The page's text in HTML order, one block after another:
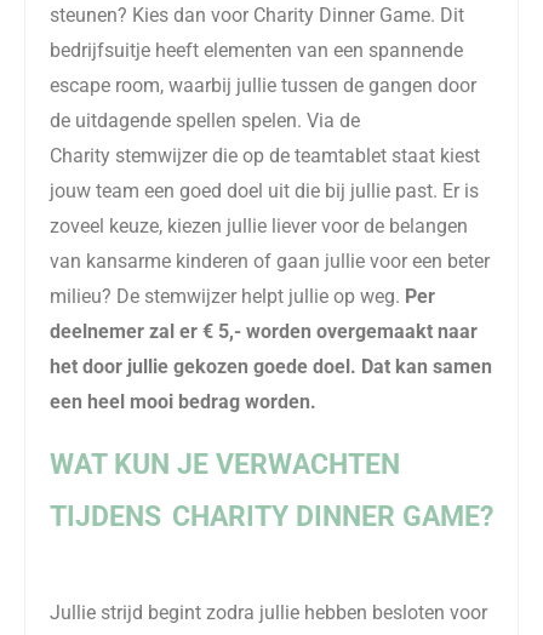
steunen? Kies dan voor Charity Dinner Game. Dit
bedrijfsuitje heeft elementen van een spannende
escape room, waarbij jullie tussen de gangen door
de uitdagende spellen spelen. Via de
Charity stemwijzer die op de teamtablet staat kiest
jouw team een goed doel uit die bij jullie past. Er is
zoveel keuze, kiezen jullie liever voor de belangen
van kansarme kinderen of gaan jullie voor een beter
milieu? De stemwijzer helpt jullie op weg. Per
deelnemer zal er € 5,- worden overgemaakt naar
het door jullie gekozen goede doel. Dat kan samen
een heel mooi bedrag worden.
WAT KUN JE VERWACHTEN
TIJDENS CHARITY DINNER GAME?
Jullie strijd begint zodra jullie hebben besloten voor